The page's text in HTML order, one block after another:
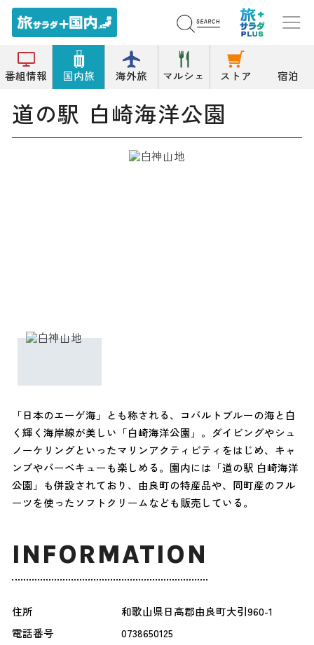
番組情報 国内旅 海外旅 マルシェ ストア 宿泊
トップ 道の駅 道の駅 白崎海洋公園
道の駅 白崎海洋公園
「日本のエーゲ海」とも称される、コバルトブルーの海と白
く輝く海岸線が美しい「白崎海洋公園」。ダイビングやシュ
ノーケリングといったマリンアクティビティをはじめ、キャ
ンプやバーベキューも楽しめる。園内には「道の駅 白崎海洋
公園」も併設されており、由良町の特産品や、同町産のフル
ーツを使ったソフトクリームなども販売している。
INFORMATION
住所
和歌山県日高郡由良町大引960-1
電話番号
0738650125